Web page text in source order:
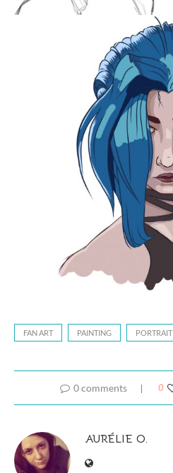
FAN ART PAINTING PORTRAIT
0 comments 0
AURÉLIE O.